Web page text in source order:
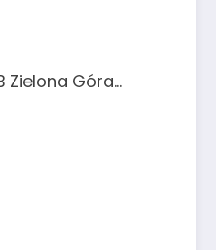
Zielona Góra…